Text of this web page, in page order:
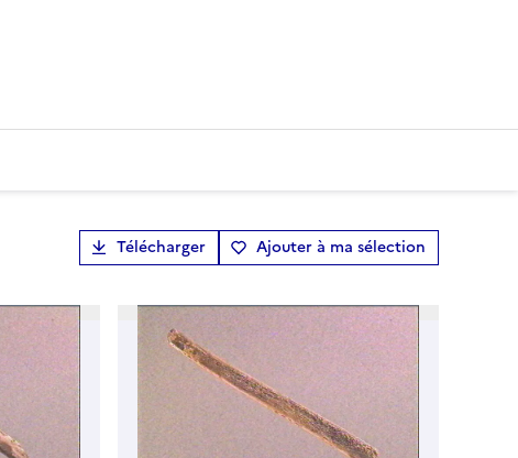
Télécharger Ajouter à ma sélection